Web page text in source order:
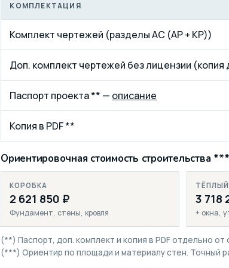
КОМПЛЕКТАЦИЯ
Комплект чертежей (разделы АС (АР + КР))
Доп. комплект чертежей без лицензии
Паспорт проекта ** — описание
Копия в PDF **
Ориентировочная стоимость строительства ***
КОРОБКА
2 621 850 ₽
Фундамент, стены, кровля
3 718
+ окна,
(**) Паспорт, доп. комплект и копия в PDF отдельно
(***) Ориентир по площади и материалу стен. Точный